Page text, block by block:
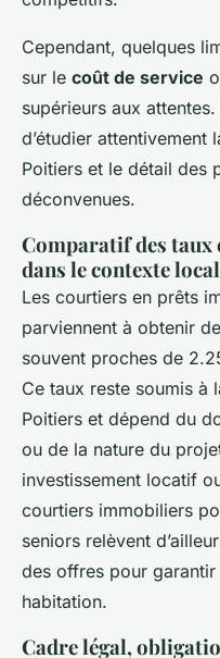
Cependant, quelques
sur le coût de service
supérieurs aux
d’étudier attentivement
Poitiers et le détail des
déconvenues.
Comparatif des taux
dans le contexte local
Les courtiers en prêts
parviennent à obtenir
souvent proches de
Ce taux reste soumis à
Poitiers et dépend du
ou de la nature du
investissement locatif
courtiers immobiliers
seniors relèvent
des offres pour
habitation.
Cadre légal,